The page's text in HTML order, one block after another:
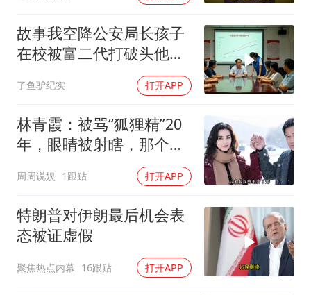
“今天得有40℃了吧 为啥还不预警”
夯实基础开新局
故事我空降公安局长孩子
在校被富二代打破头他爹
了鱼驴纪实 打开APP
林青霞：被骂“狐狸精”20
年，眼睛被射瞎，那个男
人只问了一句“谁来出机票
钱？”
周周说娱 1跟贴 打开APP
特朗普对伊朗最后机会表
态被证虚假
聚焦热点内幕 16跟贴 打开APP